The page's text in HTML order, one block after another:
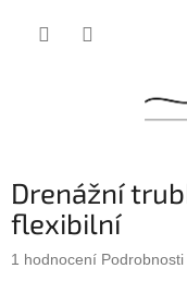
Drenážní
flexibilní
Průměrné
1 hodnocení